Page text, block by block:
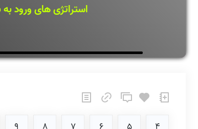
استراتژی های ورود به